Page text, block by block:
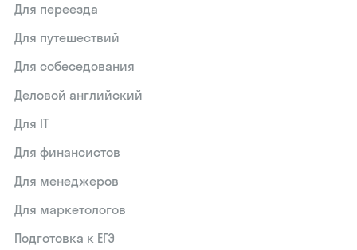
Для переезда
Для путешествий
Для собеседования
Деловой английский
Для IT
Для финансистов
Для менеджеров
Для маркетологов
Подготовка к ЕГЭ